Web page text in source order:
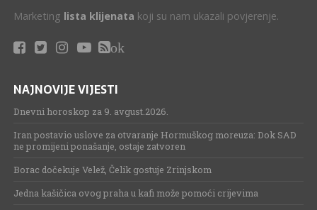
Marketing lista klijenata koji su nam ukazali povjerenje.
ok
NAJNOVIJE VIJESTI
Dnevni horoskop za 9. avgust.2026.
Iran postavio uslove za otvaranje Hormuškog moreuza: Dok SAD
ne promijeni ponašanje, ostaje zatvoren
Borac dočekuje Velež, Čelik gostuje Zrinjskom
Jedna kašičica ovog praha u kafi može pomoći crijevima